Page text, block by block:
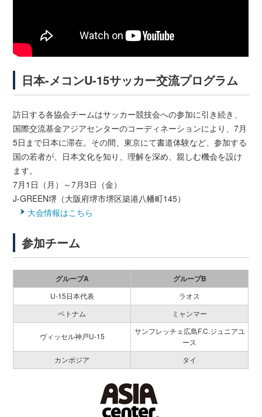
日本-メコンU-15サッカー交流プログラム
訪日する各協会チームはサッカー競技会への参加に引き続き、
国際交流基金アジアセンターのコーディネーションにより、7月
5日まで日本に滞在。その間、東京にて書道体験など、参加する
国の若者が、日本文化を知り、理解を深め、親しむ機会を設け
ます。
7月1日（月）～7月3日（金）
J-GREEN堺（大阪府堺市堺区築港八幡町145）
大会情報はこちら
参加チーム
グループA グループB
U-15日本代表
ラオス
ベトナム
ミャンマー
ヴィッセル神戸U-15
サンフレッチェ広島F.C.ジュニアユ
ース
カンボジア
タイ